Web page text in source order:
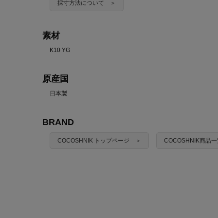
採寸方法について ＞
素材
K10 YG
原産国
日本製
BRAND
COCOSHNIK トップページ ＞ COCOSHNIK商品